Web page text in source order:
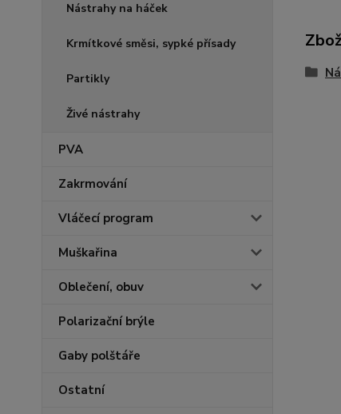
Nástrahy na háček
Krmítkové směsi, sypké přísady
Partikly
Živé nástrahy
PVA
Zakrmování
Vláčecí program
Muškařina
Oblečení, obuv
Polarizační brýle
Gaby polštáře
Ostatní